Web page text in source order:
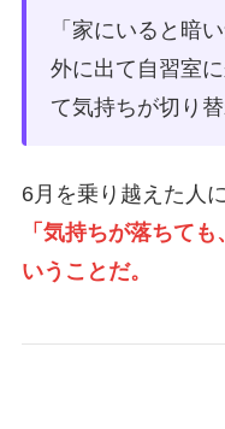
「家にいると暗
外に出て自習室
て気持ちが切り替
6月を乗り越えた人
「気持ちが落ちて
いうことだ。